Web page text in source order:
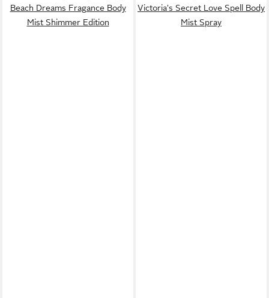
Beach Dreams Fragance Body
Mist Shimmer Edition
Victoria's Secret Love Spell Body
Mist Spray